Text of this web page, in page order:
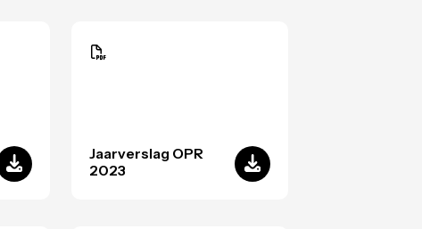
Jaarverslag OPR
2023